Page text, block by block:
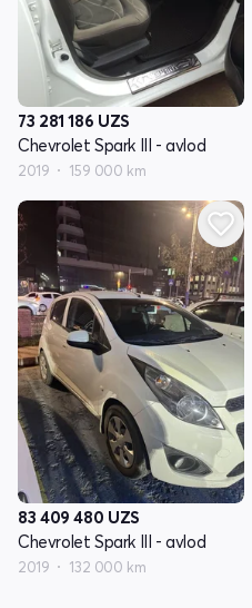
73 281 186 UZS
Chevrolet Spark III - avlod
2019 159 000 km
83 409 480 UZS
Chevrolet Spark III - avlod
2019 132 000 km